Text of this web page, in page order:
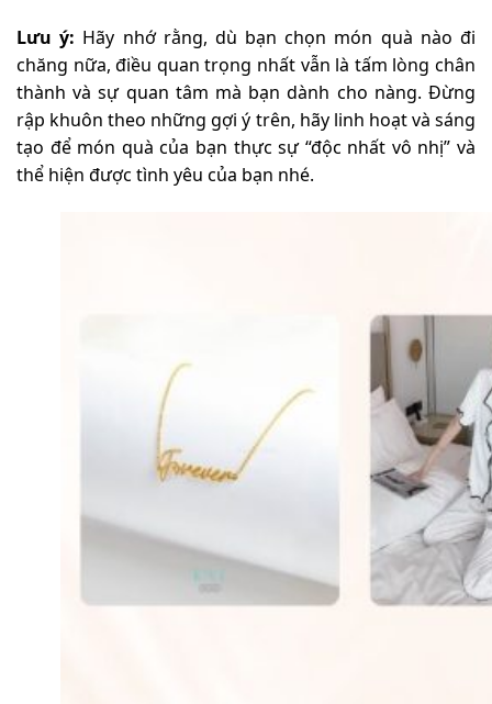
Lưu ý: Hãy nhớ rằng, dù bạn chọn món quà nào đi
chăng nữa, điều quan trọng nhất vẫn là tấm lòng chân
thành và sự quan tâm mà bạn dành cho nàng. Đừng
rập khuôn theo những gợi ý trên, hãy linh hoạt và sáng
tạo để món quà của bạn thực sự “độc nhất vô nhị” và
thể hiện được tình yêu của bạn nhé.